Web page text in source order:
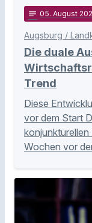
notes 05. August
Augsburg /
Die duale
Trend
Diese
vor dem Start
konjunkturellen
Wochen vor